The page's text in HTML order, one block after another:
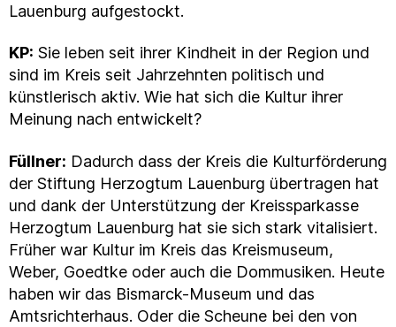
Lauenburg aufgestockt.
KP: Sie leben seit ihrer Kindheit in der Region und
sind im Kreis seit Jahrzehnten politisch und
künstlerisch aktiv. Wie hat sich die Kultur ihrer
Meinung nach entwickelt?
Füllner: Dadurch dass der Kreis die Kulturförderung
der Stiftung Herzogtum Lauenburg übertragen hat
und dank der Unterstützung der Kreissparkasse
Herzogtum Lauenburg hat sie sich stark vitalisiert.
Früher war Kultur im Kreis das Kreismuseum,
Weber, Goedtke oder auch die Dommusiken. Heute
haben wir das Bismarck-Museum und das
Amtsrichterhaus. Oder die Scheune bei den von